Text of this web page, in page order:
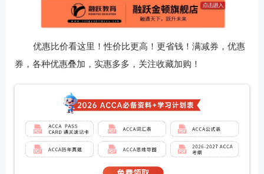
优惠比价看这里！性价比更高！更省钱！满减券，优惠
券，各种优惠叠加，实惠多多，关注收藏加购！